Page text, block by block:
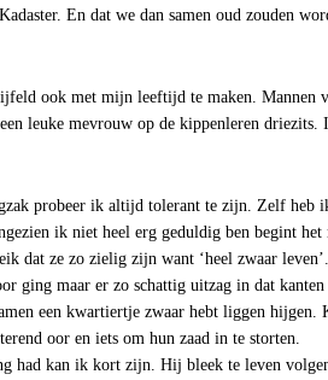
En dat we dan samen oud zouden
ook met mijn leeftijd te maken. Mannen
leuke mevrouw op de kippenleren driezits.
probeer ik altijd tolerant te zijn. Zelf heb
ik niet heel erg geduldig ben begint
dat ze zo zielig zijn want ‘heel zwaar
ging maar er zo schattig uitzag in dat
een kwartiertje zwaar hebt liggen hijgen.
oor en iets om hun zaad in te storten.
had kan ik kort zijn. Hij bleek te leven